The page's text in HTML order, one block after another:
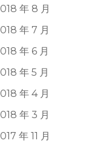
年 8 月
年 7 月
年 6 月
年 5 月
年 4 月
年 3 月
年 11 月